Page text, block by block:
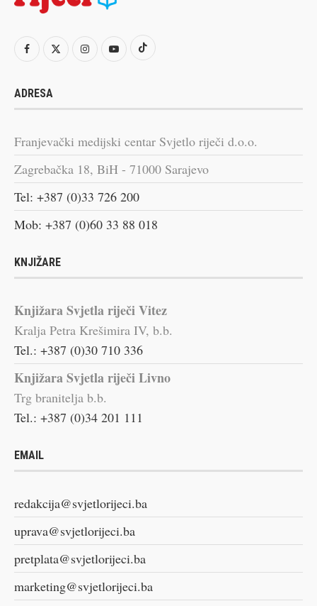
ADRESA
Franjevački medijski centar Svjetlo riječi d.o.o.
Zagrebačka 18, BiH - 71000 Sarajevo
Tel: +387 (0)33 726 200
Mob: +387 (0)60 33 88 018
KNJIŽARE
Knjižara Svjetla riječi Vitez
Kralja Petra Krešimira IV, b.b.
Tel.: +387 (0)30 710 336
Knjižara Svjetla riječi Livno
Trg branitelja b.b.
Tel.: +387 (0)34 201 111
EMAIL
redakcija@svjetlorijeci.ba
uprava@svjetlorijeci.ba
pretplata@svjetlorijeci.ba
marketing@svjetlorijeci.ba